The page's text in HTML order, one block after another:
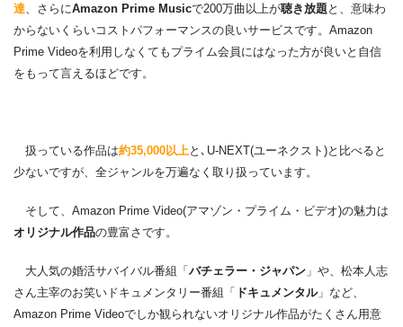
達 、さらにAmazon Prime Musicで200万曲以上が聴き放題 と、意味わ
からないくらいコストパフォーマンスの良いサービスです。Amazon
Prime Videoを利用しなくてもプライム会員にはなった方が良いと自信
をもって言えるほどです。
扱っている作品は約35,000以上と､U-NEXT(ユーネクスト)と比べると
少ないですが、全ジャンルを万遍なく取り扱っています。
そして、Amazon Prime Video(アマゾン・プライム・ビデオ)の魅力は
オリジナル作品の豊富さです。
大人気の婚活サバイバル番組「 バチェラー・ジャパン 」や、松本人志
さん主宰のお笑いドキュメンタリー番組「 ドキュメンタル」など、
Amazon Prime Videoでしか観られないオリジナル作品がたくさん用意